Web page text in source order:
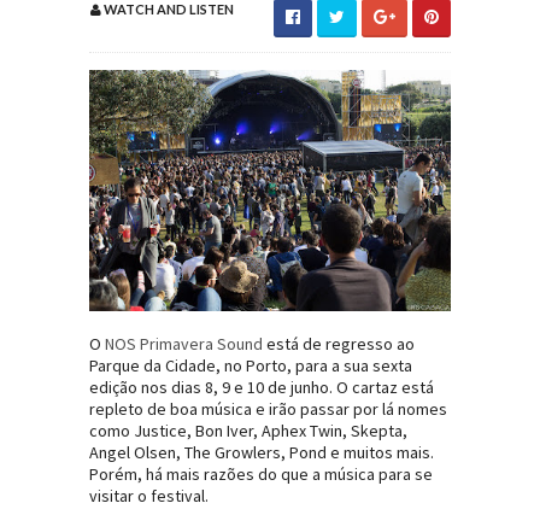
WATCH AND LISTEN
O NOS Primavera Sound está de regresso ao
Parque da Cidade, no Porto, para a sua sexta
edição nos dias 8, 9 e 10 de junho. O cartaz está
repleto de boa música e irão passar por lá nomes
como Justice, Bon Iver, Aphex Twin, Skepta,
Angel Olsen, The Growlers, Pond e muitos mais.
Porém, há mais razões do que a música para se
visitar o festival.